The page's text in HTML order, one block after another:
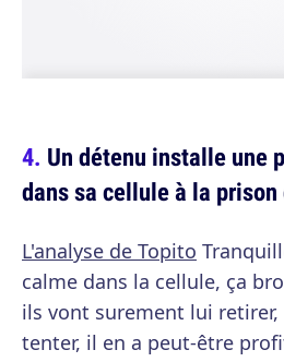
Un détenu installe une
dans sa cellule à la prison
L'analyse de Topito
calme dans la cellule, ça
ils vont surement lui
tenter, il en a peut-être